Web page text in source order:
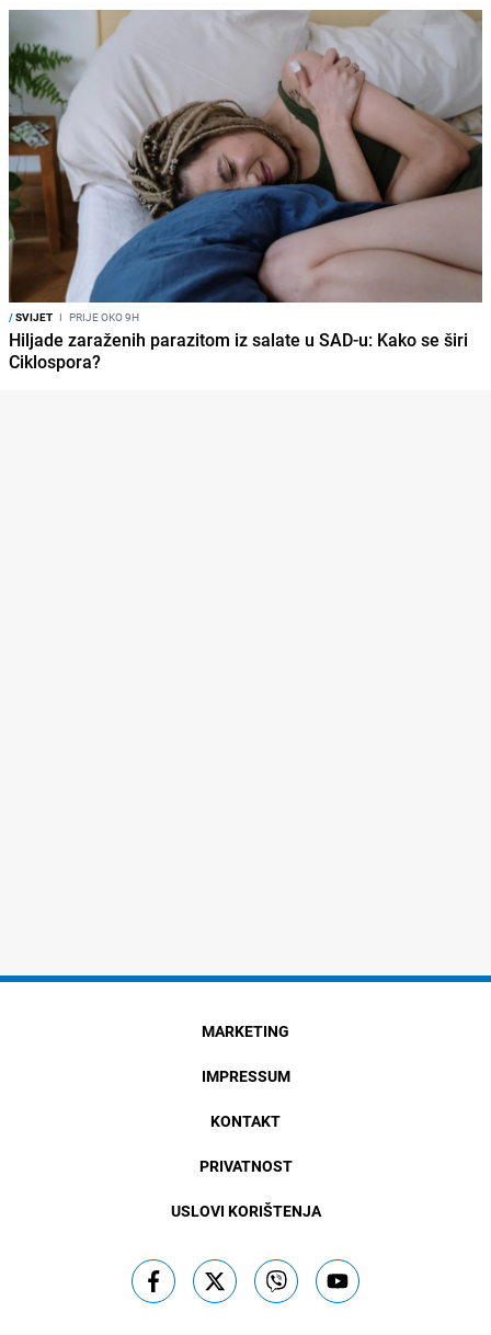
/SVIJET I PRIJE OKO 9H
Hiljade zaraženih parazitom iz salate u SAD-u: Kako se širi
Ciklospora?
MARKETING
IMPRESSUM
KONTAKT
PRIVATNOST
USLOVI KORIŠTENJA